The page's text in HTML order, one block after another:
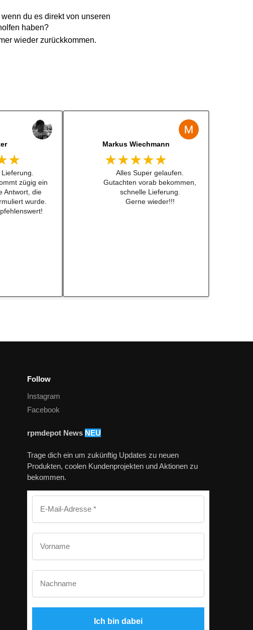
du es direkt von unseren
haben?
wieder zurückkommen.
mirage lenkrad
guten Preis
nach nicht
aufkleber
habe ich schon
Jens Albert
★★★★★
Super Service, schnelle
Bearbeiten und Lieferung !
Immer wieder gerne !!!
Follow
Instagram
Facebook
rpmdepot News NEU
Trage dich ein um zukünftig Updates zu neuen
Produkten, coolen Kundenprojekten und Aktionen zu
bekommen.